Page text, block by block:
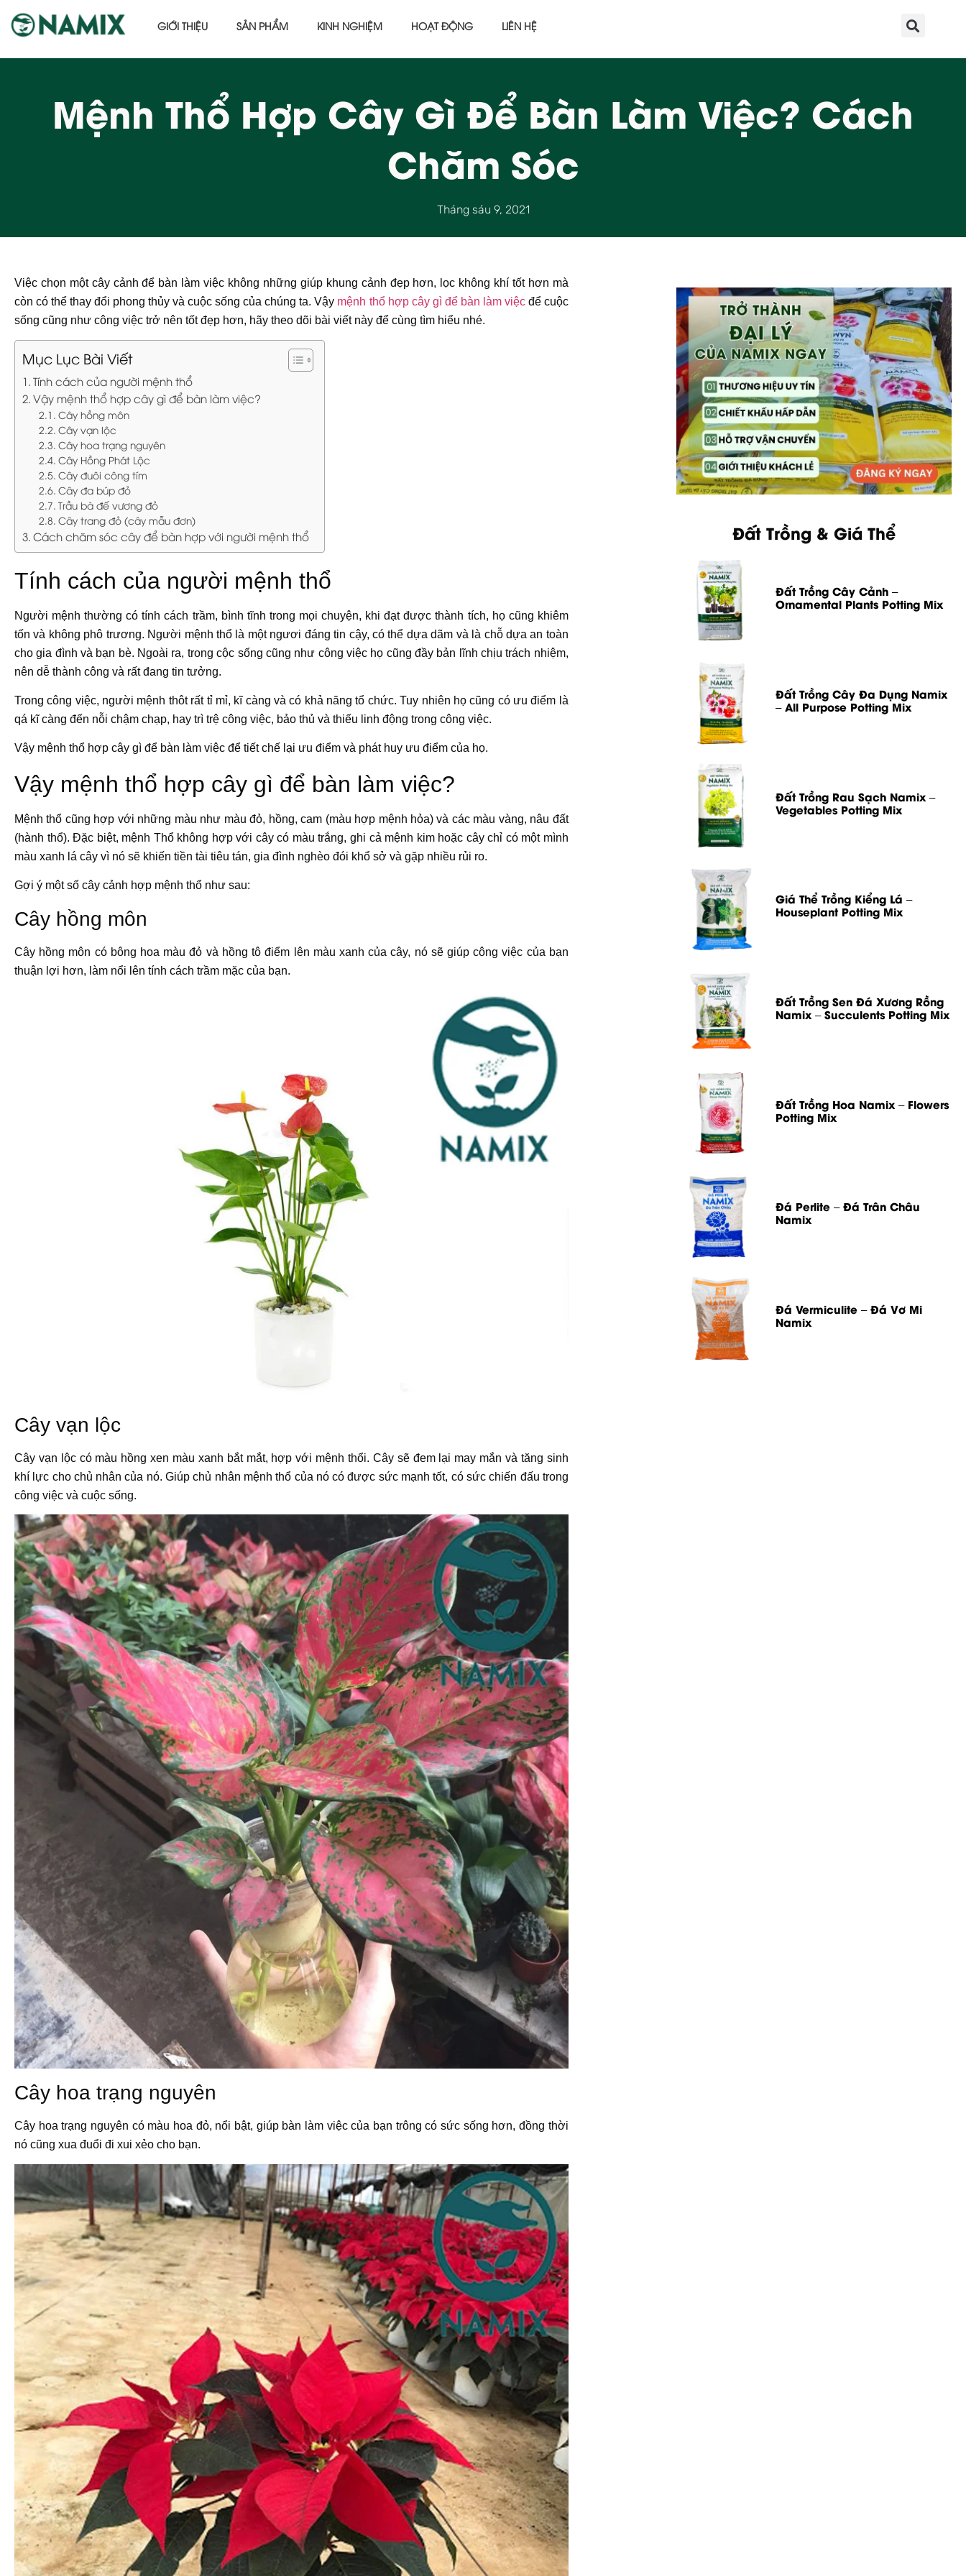
GIỚI THIỆU SẢN PHẨM KINH NGHIỆM HOẠT ĐỘNG LIÊN HỆ
Mệnh Thổ Hợp Cây Gì Để Bàn Làm Việc? Cách
Chăm Sóc
Tháng sáu 9, 2021
Việc chọn một cây cảnh để bàn làm việc không những giúp khung cảnh đẹp hơn, lọc không khí tốt hơn mà
còn có thể thay đổi phong thủy và cuộc sống của chúng ta. Vậy mệnh thổ hợp cây gì để bàn làm việcđể cuộc
sống cũng như công việc trở nên tốt đẹp hơn, hãy theo dõi bài viết này để cùng tìm hiểu nhé.
Mục Lục Bài Viết
Tính cách của người mệnh thổ
Vậy mệnh thổ hợp cây gì để bàn làm việc?
Cây hồng môn
Cây vạn lộc
Cây hoa trạng nguyên
Cây Hồng Phát Lộc
Cây đuôi công tím
Cây đa búp đỏ
Trầu bà đế vương đỏ
Cây trang đỏ (cây mẫu đơn)
Cách chăm sóc cây để bàn hợp với người mệnh thổ
Tính cách của người mệnh thổ
Người mệnh thường có tính cách trầm, bình tĩnh trong mọi chuyện, khi đạt được thành tích, họ cũng khiêm
tốn và không phô trương. Người mệnh thổ là một ngươi đáng tin cậy, có thể dựa dãm và là chỗ dựa an toàn
cho gia đình và bạn bè. Ngoài ra, trong cộc sống cũng như công việc họ cũng đầy bản lĩnh chịu trách nhiệm,
nên dễ thành công và rất đang tin tưởng.
Trong công việc, người mệnh thôt rất tỉ mỉ, kĩ càng và có khả năng tổ chức. Tuy nhiên họ cũng có ưu điểm là
qá kĩ càng đến nỗi chậm chạp, hay trì trệ công việc, bảo thủ và thiếu linh động trong công việc.
Vậy mệnh thổ hợp cây gì để bàn làm việc để tiết chế lại ưu điểm và phát huy ưu điểm của họ.
Vậy mệnh thổ hợp cây gì để bàn làm việc?
Mệnh thổ cũng hợp với những màu như màu đỏ, hồng, cam (màu hợp mệnh hỏa) và các màu vàng, nâu đất
(hành thổ). Đặc biệt, mệnh Thổ không hợp với cây có màu trắng, ghi cả mệnh kim hoặc cây chỉ có một mình
màu xanh lá cây vì nó sẽ khiến tiền tài tiêu tán, gia đình nghèo đói khổ sở và gặp nhiều rủi ro.
Gợi ý một số cây cảnh hợp mệnh thổ như sau:
Cây hồng môn
Cây hồng môn có bông hoa màu đỏ và hồng tô điểm lên màu xanh của cây, nó sẽ giúp công việc của bạn
thuận lợi hơn, làm nổi lên tính cách trầm mặc của bạn.
Cây vạn lộc
Cây vạn lộc có màu hồng xen màu xanh bắt mắt, hợp với mệnh thổi. Cây sẽ đem lại may mắn và tăng sinh
khí lực cho chủ nhân của nó. Giúp chủ nhân mệnh thổ của nó có được sức mạnh tốt, có sức chiến đấu trong
công việc và cuộc sống.
Cây hoa trạng nguyên
Cây hoa trạng nguyên có màu hoa đỏ, nổi bật, giúp bàn làm việc của bạn trông có sức sống hơn, đồng thời
nó cũng xua đuổi đi xui xẻo cho bạn.
Đất Trồng & Giá Thể
Đất Trồng Cây Cảnh –
Ornamental Plants Potting Mix
Đất Trồng Cây Đa Dụng Namix
– All Purpose Potting Mix
Đất Trồng Rau Sạch Namix –
Vegetables Potting Mix
Giá Thể Trồng Kiểng Lá –
Houseplant Potting Mix
Đất Trồng Sen Đá Xương Rồng
Namix – Succulents Potting Mix
Đất Trồng Hoa Namix – Flowers
Potting Mix
Đá Perlite – Đá Trân Châu
Namix
Đá Vermiculite – Đá Vơ Mi
Namix